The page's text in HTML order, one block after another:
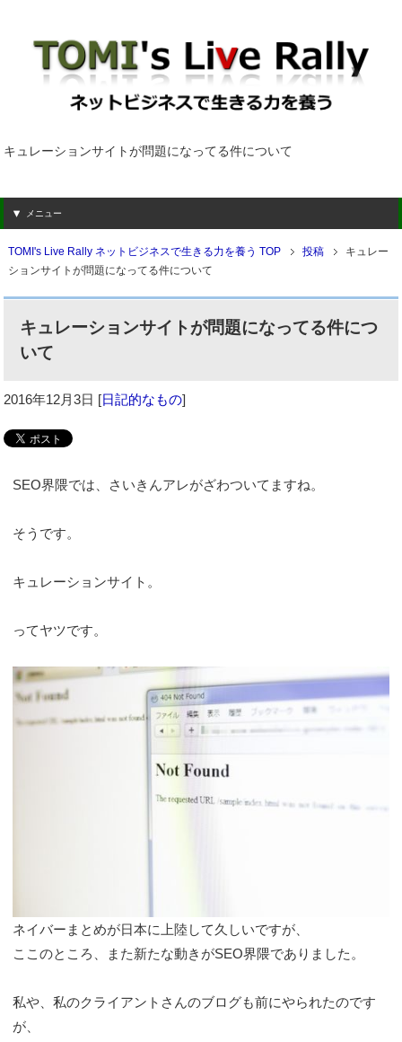
キュレーションサイトが問題になってる件について
メニュー
TOMI's Live Rally ネットビジネスで生きる力を養う TOP 投稿
キュレー
ションサイトが問題になってる件について
キュレーションサイトが問題になってる件につ
いて
2016年12月3日 [日記的なもの]
SEO界隈では、さいきんアレがざわついてますね。
そうです。
キュレーションサイト。
ってヤツです。
ネイバーまとめが日本に上陸して久しいですが、
ここのところ、また新たな動きがSEO界隈でありました。
私や、私のクライアントさんのブログも前にやられたのです
が、